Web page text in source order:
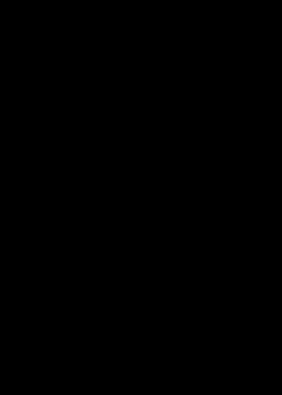
adquisitivo de las
coste de la vida. El
esencial para
que sufren los hogares
soportando un
lo que está
señala la